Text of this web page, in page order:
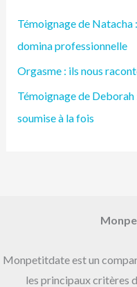
e
r
c
h
e
Témoignage de Natacha
domina professionnelle
Orgasme : ils nous
Témoignage de
soumise à la fois
Monpetitdate est un
les principaux critères